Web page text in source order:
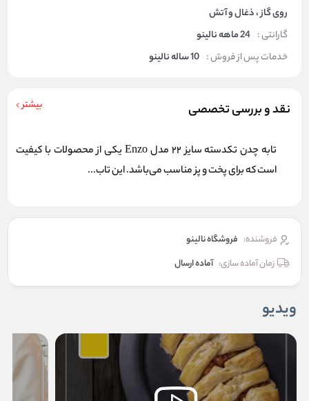
روی گاز ، ذغال و آتش
گارانتی : 24 ماهه نالینو
خدمات پس از فروش : 10 ساله نالینو
نقد و بررسی تخصصی بیشتر
تابه چدن تکدسته سایز 22 مدل Enzo یکی از محصولات با کیفیت
است که برای پخت و پز مناسب می‌باشد. این تاب...
فروشنده: فروشگاه نالینو
زمان آماده سازی: آماده ارسال
ویدیو